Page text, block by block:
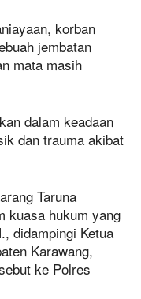
korban
jembatan
mata masih
dalam keadaan
dan trauma akibat
Taruna
kuasa hukum yang
didampingi Ketua
Karawang,
ke Polres